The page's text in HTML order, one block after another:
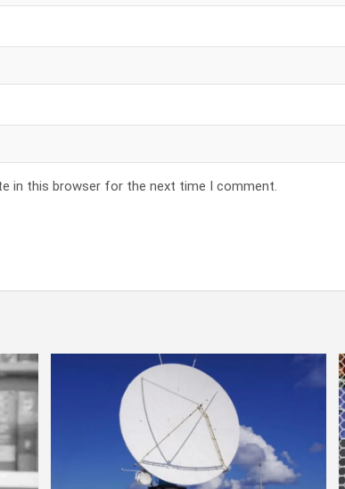
in this browser for the next time I comment.